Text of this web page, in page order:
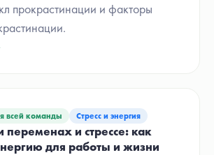
всей команды Стресс и энергия
переменах и стрессе: как
для работы и жизни
прокрастинации и факторы